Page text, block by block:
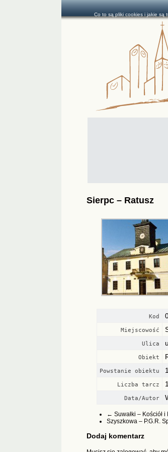
Sierpc – Ratusz
Kod
Miejscowość
Ulica
Obiekt
Powstanie obiektu
Liczba tarcz 1
Data/Autor
← Suwałki – Kościół i
Szyszkowa – P.G.R.
Dodaj komentarz
Co to są pliki cookies i jakie są